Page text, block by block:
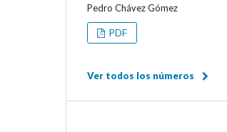
Pedro Chávez Gómez
PDF
Ver todos los números